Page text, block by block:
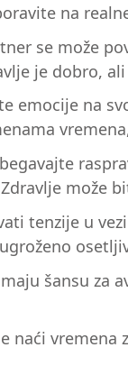
na
se može
je dobro,
emocije na
može
tenzije u
šansu za